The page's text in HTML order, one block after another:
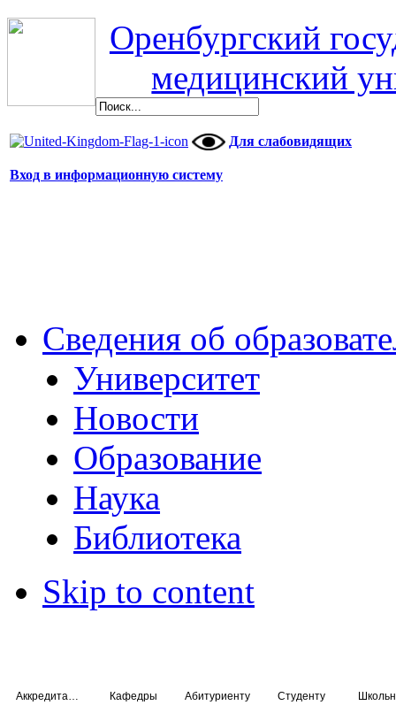
Оренбургский
медицинский
Для слабовидящих
Вход в информационную систему
Сведения об
Университет
Новости
Образование
Наука
Библиотека
Skip to content
Кафедры Абитуриенту Студенту